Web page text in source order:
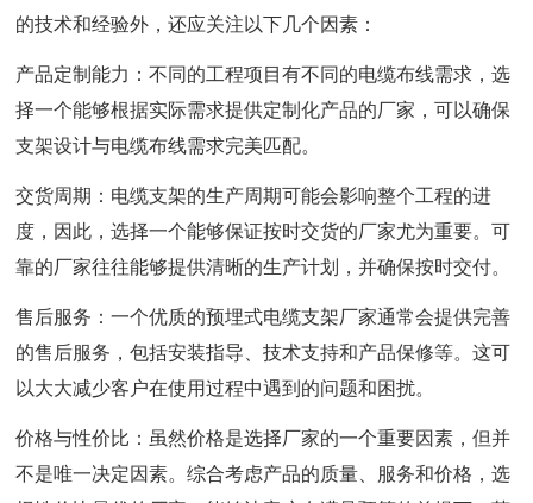
的技术和经验外，还应关注以下几个因素：
产品定制能力：不同的工程项目有不同的电缆布线需求，选
择一个能够根据实际需求提供定制化产品的厂家，可以确保
支架设计与电缆布线需求完美匹配。
交货周期：电缆支架的生产周期可能会影响整个工程的进
度，因此，选择一个能够保证按时交货的厂家尤为重要。可
靠的厂家往往能够提供清晰的生产计划，并确保按时交付。
售后服务：一个优质的预埋式电缆支架厂家通常会提供完善
的售后服务，包括安装指导、技术支持和产品保修等。这可
以大大减少客户在使用过程中遇到的问题和困扰。
价格与性价比：虽然价格是选择厂家的一个重要因素，但并
不是唯一决定因素。综合考虑产品的质量、服务和价格，选